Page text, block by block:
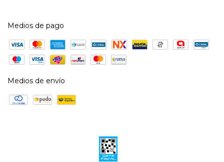
Medios de pago
Medios de envío